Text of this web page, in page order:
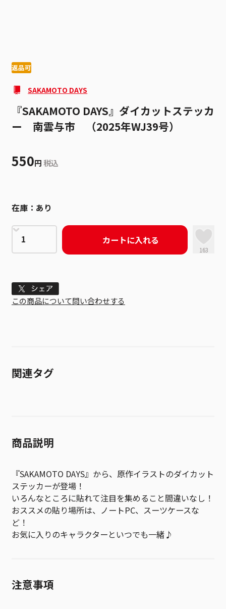
返品可
SAKAMOTO DAYS
『SAKAMOTO DAYS』ダイカットステッカ
ー 南雲与市 （2025年WJ39号）
550円 税込
在庫： あり
カートに入れる
163
Tweet
この商品について問い合わせする
関連タグ
商品説明
『SAKAMOTO DAYS』から、原作イラストのダイカット
ステッカーが登場！
いろんなところに貼れて注目を集めること間違いなし！
おススメの貼り場所は、ノートPC、スーツケースな
ど！
お気に入りのキャラクターといつでも一緒♪
注意事項